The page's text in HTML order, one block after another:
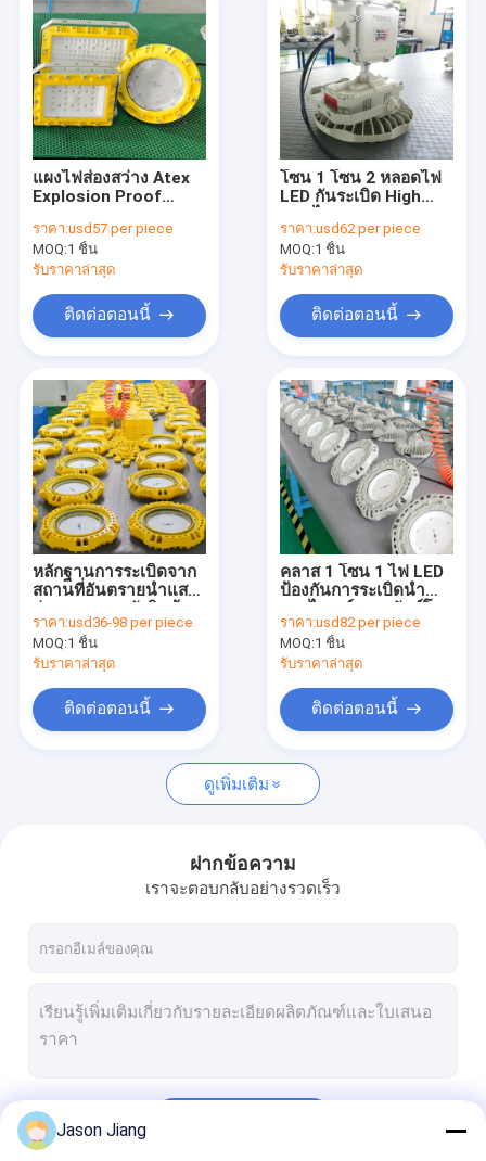
ไฟ LED ป้องกันการระเบิด
ไฟไฮเบย์ LED ป้องกันการระเบิด
น้ำท่วมไฟ LED ป้องกันการระเบิด
หลอดฟลูออเรสเซนต์กันระเบิด
ไฟฉุกเฉินกันไฟ
แผงควบคุม Flameproof
สวิตช์ป้องกันการระเบิด
ปลั๊กและซ็อกเก็ตกันระเบิด
พัดลมดูดอากาศป้องกันการระเบิด
กันระเบิด HID
ไฟสัญญาณกันระเบิด
Ex Proof Cable Gland
อุปกรณ์กันระเบิด
แผงไฟส่องสว่าง Atex
Explosion Proof
วัตต์ High Bay Led
Lights
ราคา:usd57 per piece
MOQ:1 ชิ้น
รับราคาล่าสุด
ติดต่อตอนนี้
โซน 1 โซน 2 หลอดไฟ
LED กันระเบิด High
5700k 6500K
ราคา:usd62 per piece
MOQ:1 ชิ้น
รับราคาล่าสุด
ติดต่อตอนนี้
หลักฐานการระเบิดจาก
สถานที่อันตรายนำแสง
Ip65 120lm W
ราคา:usd36-98 per piece
MOQ:1 ชิ้น
รับราคาล่าสุด
ติดต่อตอนนี้
คลาส 1 โซน 1 ไฟ LED
ป้องกันการระเบิดนำ
ไฟอันตรายจากถนน
ราคา:usd82 per piece
MOQ:1 ชิ้น
รับราคาล่าสุด
ติดต่อตอนนี้
ดูเพิ่มเติม
ฝากข้อความ
เราจะตอบกลับอย่างรวดเร็ว
Jason Jiang